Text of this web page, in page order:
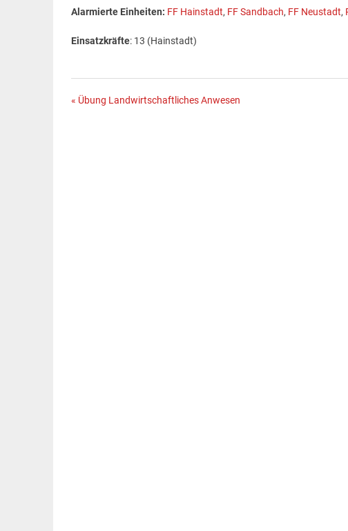
Alarmierte Einheiten: FF Hainstadt, FF Sandbach, FF Neustadt,
Einsatzkräfte: 13 (Hainstadt)
Beitragsnavigation
« Übung Landwirtschaftliches Anwesen